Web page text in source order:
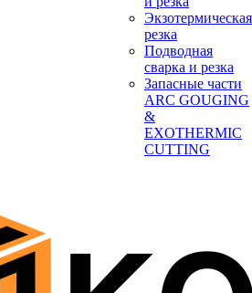
Экзотермическая
резка
Подводная
сварка и резка
Запасные части
ARC GOUGING
&
EXOTHERMIC
CUTTING